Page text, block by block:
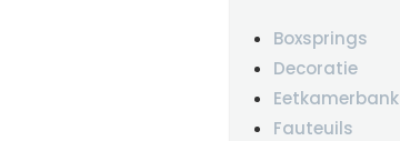
Boxsprings
Decoratie
Eetkamerbank
Fauteuils